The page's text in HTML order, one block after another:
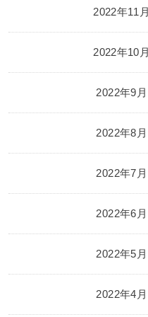
2022年11月
2022年10月
2022年9月
2022年8月
2022年7月
2022年6月
2022年5月
2022年4月